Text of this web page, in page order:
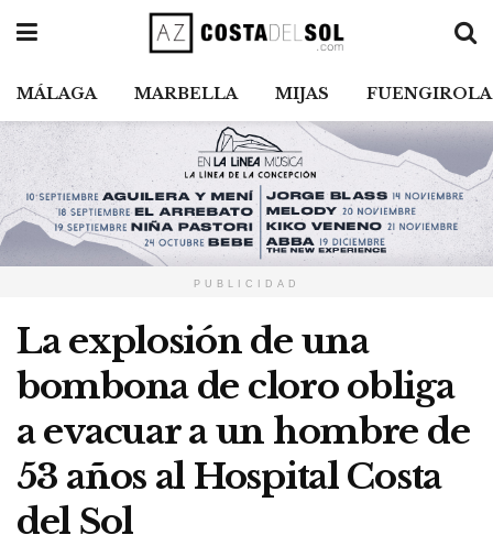
MÁLAGA MARBELLA MIJAS FUENGIROLA
PUBLICIDAD
La explosión de una
bombona de cloro obliga
a evacuar a un hombre de
53 años al Hospital Costa
del Sol